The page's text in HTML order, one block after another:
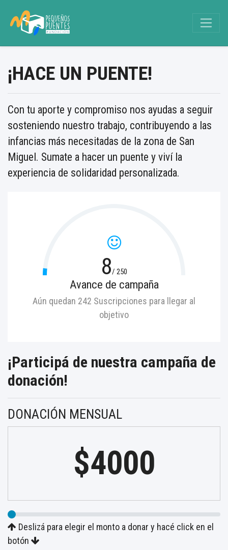
¡HACE UN PUENTE!
Con tu aporte y compromiso nos ayudas a seguir
sosteniendo nuestro trabajo, contribuyendo a las
infancias más necesitadas de la zona de San
Miguel. Sumate a hacer un puente y viví la
experiencia de solidaridad personalizada.
8/ 250
Avance de campaña
Aún quedan 242 Suscripciones para llegar al
objetivo
¡Participá de nuestra campaña de
donación!
DONACIÓN MENSUAL
$4000
Deslizá para elegir el monto a donar y hacé click en el
botón